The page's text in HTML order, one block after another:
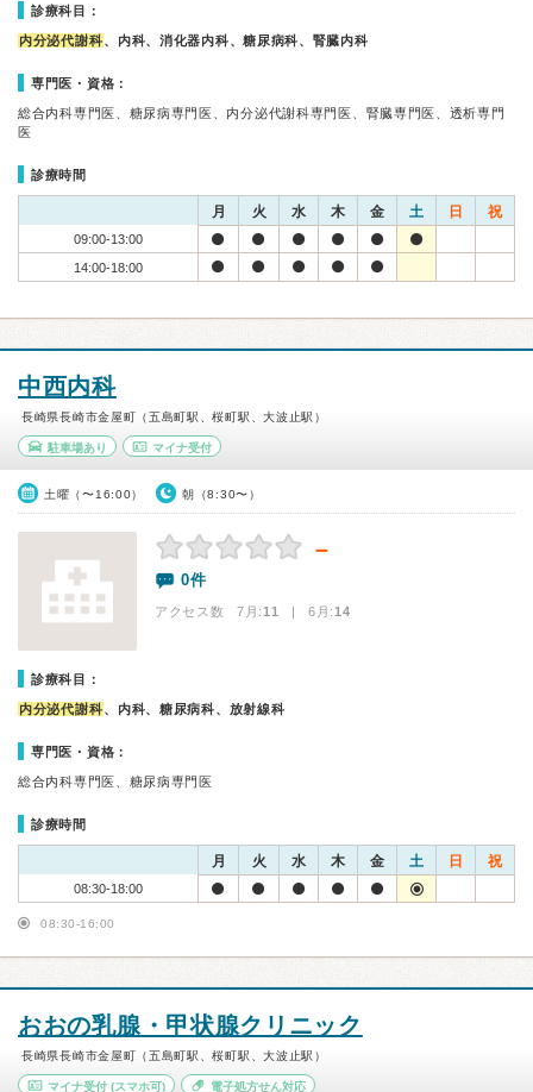
診療科目：
内分泌代謝科、内科、消化器内科、糖尿病科、腎臓内科
専門医・資格：
総合内科専門医、糖尿病専門医、内分泌代謝科専門医、腎臓専門医、透析専門
医
診療時間
月 火 水 木 金 土 日 祝
09:00-13:00
14:00-18:00
中西内科
長崎県長崎市金屋町（五島町駅、桜町駅、大波止駅）
駐車場あり マイナ受付
土曜（〜16:00） 朝（8:30〜）
－
0件
アクセス数 7月:11 | 6月:14
診療科目：
内分泌代謝科、内科、糖尿病科、放射線科
専門医・資格：
総合内科専門医、糖尿病専門医
診療時間
月 火 水 木 金 土 日 祝
08:30-18:00
08:30-16:00
おおの乳腺・甲状腺クリニック
長崎県長崎市金屋町（五島町駅、桜町駅、大波止駅）
マイナ受付 (スマホ可) 電子処方せん対応